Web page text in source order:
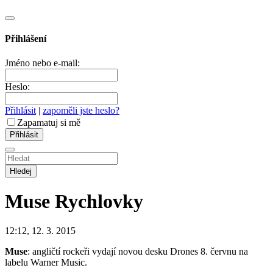
Přihlášení
Jméno nebo e-mail:
Heslo:
Přihlásit | zapoměli jste heslo?
Zapamatuj si mě
Hledej
Muse Rychlovky
12:12, 12. 3. 2015
Muse: angličtí rockeři vydají novou desku Drones 8. červnu na
labelu Warner Music.